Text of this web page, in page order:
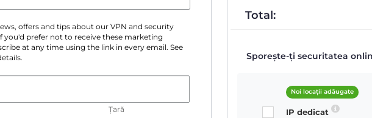
offers and tips about our VPN and security
you'd prefer not to receive these marketing
at any time using the link in every email. See
Țară
Total:
Sporește-ți securitatea
Noi locații adăugate
IP dedicat